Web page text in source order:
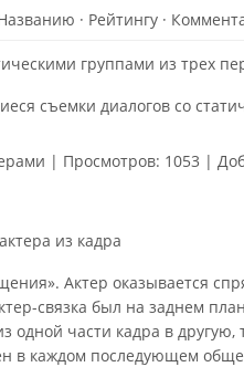
· Рейтингу ·
группами из трех
съемки диалогов со
| Просмотров: 1053 |
из кадра
Актер оказывается
связка был на заднем
одной части кадра в другую,
в каждом последующем